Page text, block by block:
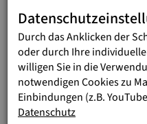
Sie haben
gerne!
Kontaktieren Sie uns:
879 07 07 - 07
Durch das Anklicken der
oder durch Ihre
willigen Sie in die
notwendigen Cookies zu
Einbindungen (z.B.
Datenschutz